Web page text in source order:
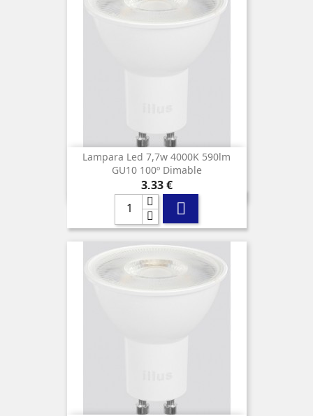
Lampara Led 7,7w 4000K 590lm
GU10 100º Dimable
Precio
3,33 €
